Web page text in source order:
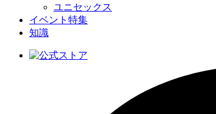
ユニセックス
イベント特集
知識